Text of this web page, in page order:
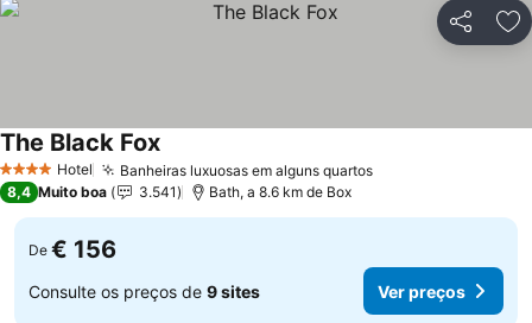
Partilhar
4 EstrelasHotel Banheiras luxuosas em alguns quartos
The Black Fox
8,4 Muito boa 3.541 Bath, a 8.6 km de Box
De € 156
Consulte os preços de 9 sites Ver preços